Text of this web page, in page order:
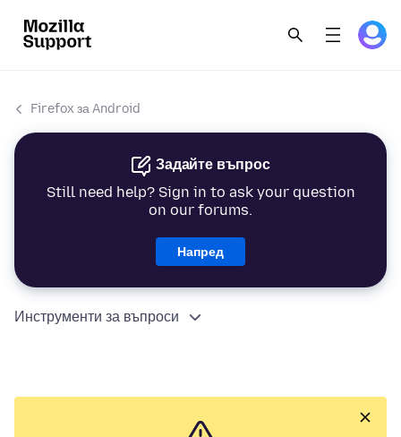
Firefox за Android
Задайте въпрос
Still need help? Sign in to ask your question
on our forums.
Напред
Инструменти за въпроси